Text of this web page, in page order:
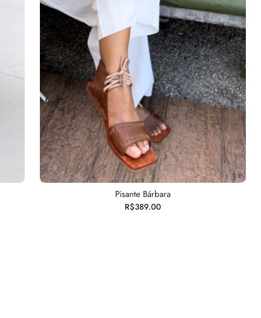
Pisante Bárbara
R$389.00